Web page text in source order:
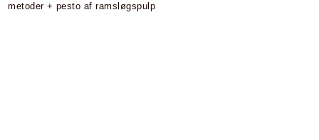
metoder + pesto af ramsløgspulp